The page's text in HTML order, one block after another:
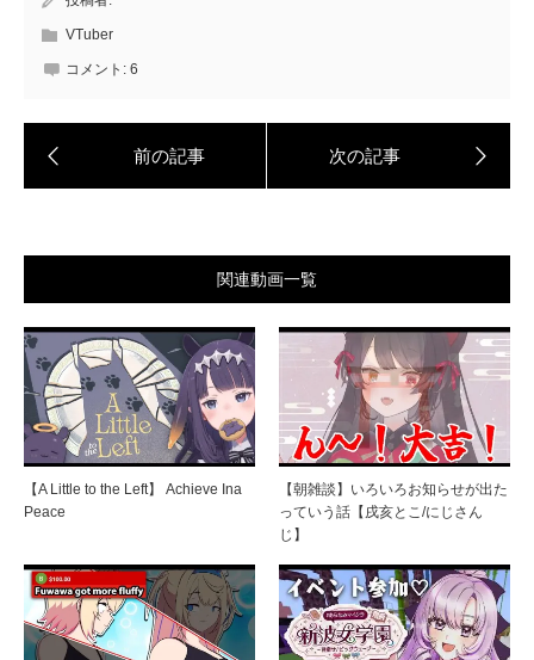
VTuber
コメント: 6
関連動画一覧
【A Little to the Left】 Achieve Ina
Peace
【朝雑談】いろいろお知らせが出た
っていう話【戌亥とこ/にじさん
じ】